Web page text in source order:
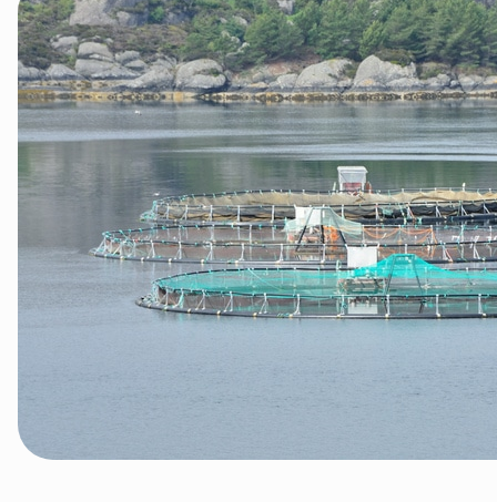
Ytre-Helgeland